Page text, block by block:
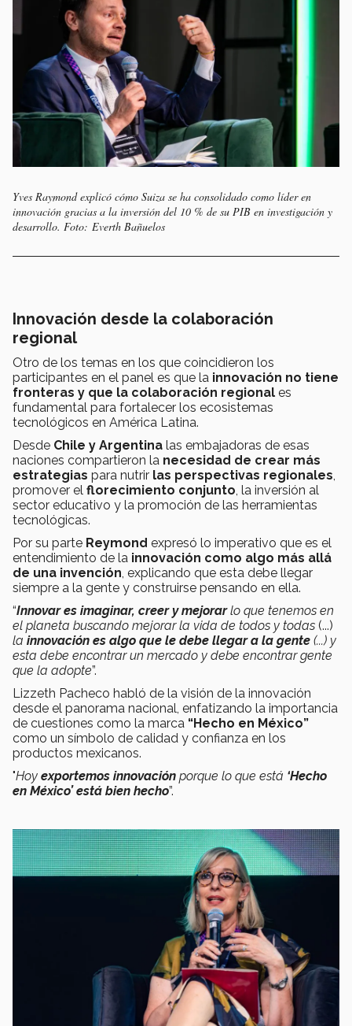
Yves Raymond explicó cómo Suiza se ha consolidado como líder en
innovación gracias a la inversión del 10 % de su PIB en investigación y
desarrollo. Foto: Everth Bañuelos
Innovación desde la colaboración
regional
Otro de los temas en los que coincidieron los
participantes en el panel es que la innovación no tiene
fronteras y que la colaboración regional es
fundamental para fortalecer los ecosistemas
tecnológicos en América Latina.
Desde Chile y Argentina las embajadoras de esas
naciones compartieron la necesidad de crear más
estrategias para nutrir las perspectivas regionales
promover el florecimiento conjunto , la inversión al
sector educativo y la promoción de las herramientas
tecnológicas.
Por su parte Reymond expresó lo imperativo que es el
entendimiento de la innovación como algo más allá
de una invención , explicando que esta debe llegar
siempre a la gente y construirse pensando en ella.
“Innovar es imaginar, creer y mejorarlo que tenemos en
el planeta buscando mejorar la vida de todos y todas (...)
la innovación es algo que le debe llegar a la gente (...) y
esta debe encontrar un mercado y debe encontrar gente
que la adopte”.
Lizzeth Pacheco habló de la visión de la innovación
desde el panorama nacional, enfatizando la importancia
de cuestiones como la marca “Hecho en México”
como un símbolo de calidad y confianza en los
productos mexicanos.
"Hoy exportemos innovación porque lo que está ‘Hecho
en México’ está bien hecho”.